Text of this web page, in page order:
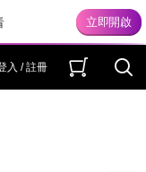
入 / 註冊